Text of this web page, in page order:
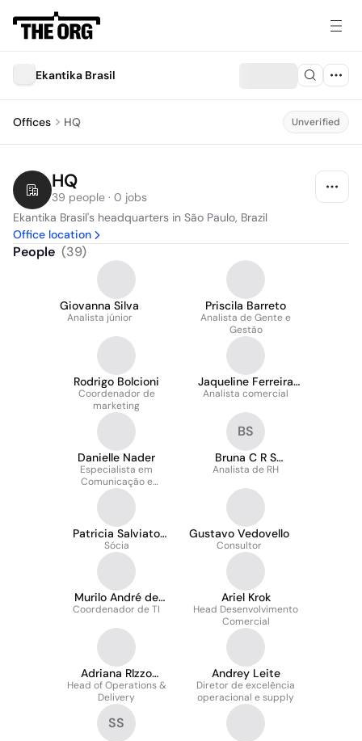
Ekantika Brasil
Offices HQ Unverified
HQ
39 people · 0 jobs
Ekantika Brasil's headquarters in São Paulo, Brazil
Office location
People (39)
Giovanna Silva
Analista júnior
Priscila Barreto
Analista de Gente e
Gestão
Rodrigo Bolcioni
Coordenador de
marketing
Jaqueline Ferreira
Deseta
Analista comercial
Danielle Nader
Especialista em
Comunicação e
Marketing
BS
Bruna C R S
Sant’Anna
Analista de RH
Patricia Salviato
Simpioni
Sócia
Gustavo Vedovello
Consultor
Murilo André de
Souza
Coordenador de TI
Ariel Krok
Head Desenvolvimento
Comercial
Adriana RIzzo
Bernardet
Head of Operations &
Delivery
Andrey Leite
Diretor de excelência
operacional e supply
SS